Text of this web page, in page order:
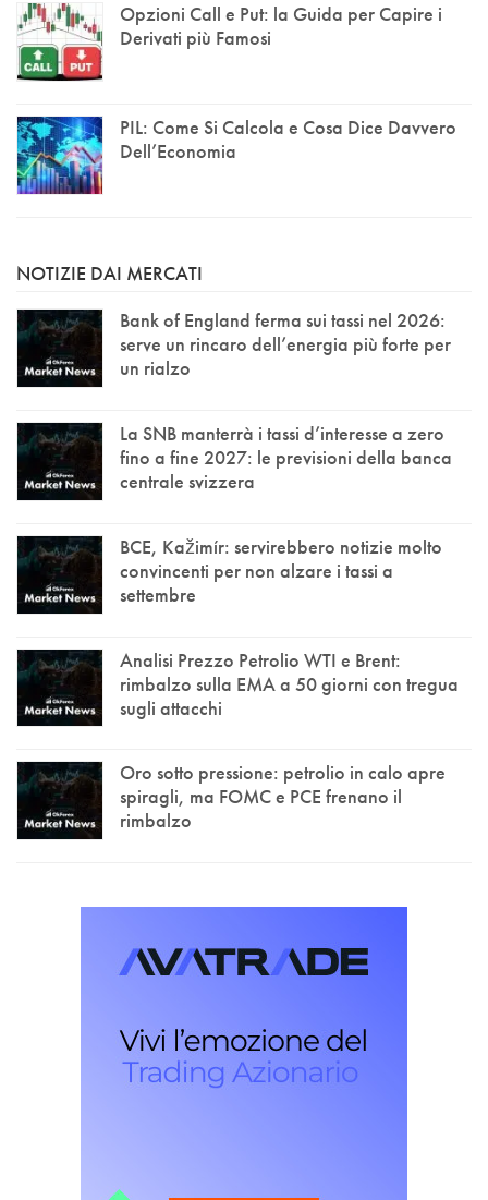
Opzioni Call e Put: la Guida per Capire i
Derivati più Famosi
PIL: Come Si Calcola e Cosa Dice Davvero
Dell’Economia
NOTIZIE DAI MERCATI
Bank of England ferma sui tassi nel 2026:
serve un rincaro dell’energia più forte per
un rialzo
La SNB manterrà i tassi d’interesse a zero
fino a fine 2027: le previsioni della banca
centrale svizzera
BCE, Kažimír: servirebbero notizie molto
convincenti per non alzare i tassi a
settembre
Analisi Prezzo Petrolio WTI e Brent:
rimbalzo sulla EMA a 50 giorni con tregua
sugli attacchi
Oro sotto pressione: petrolio in calo apre
spiragli, ma FOMC e PCE frenano il
rimbalzo